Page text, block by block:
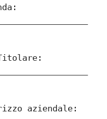
aziendale: